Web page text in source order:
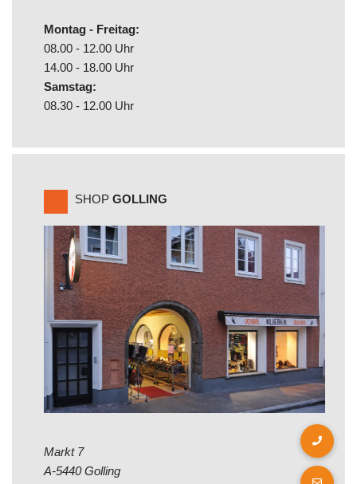
Montag - Freitag:
08.00 - 12.00 Uhr
14.00 - 18.00 Uhr
Samstag:
08.30 - 12.00 Uhr
SHOP GOLLING
Markt 7
A-5440 Golling